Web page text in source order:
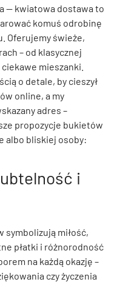
— kwiatowa dostawa to
komuś odrobinę
Oferujemy świeże,
– od klasycznej
mieszanki.
o detale, by cieszył
online, a my
adres –
propozycje bukietów
albo bliskiej osoby:
i
symbolizują miłość,
płatki i różnorodność
na każdą okazję –
czy życzenia